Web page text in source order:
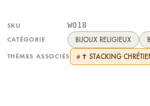
SKU W018
CATÉGORIE BIJOUX RELIGIEUX
THÈMES ASSOCIÉS # ✝️ STACKING